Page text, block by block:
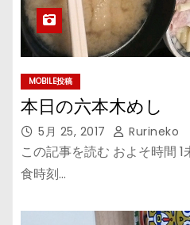
MOBILE投稿
本日の六本木めし
5月 25, 2017 Rurineko
この記事を読む およそ時間
食時刻…